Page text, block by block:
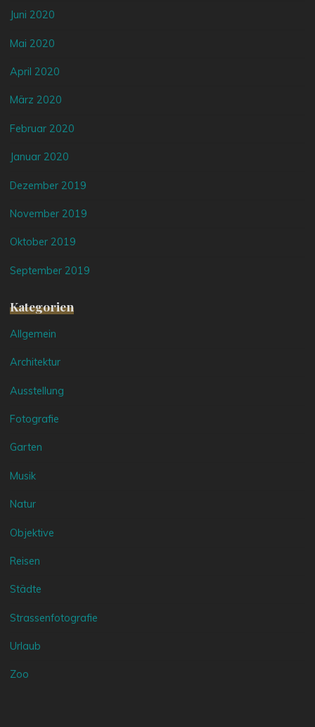
Juni 2020
Mai 2020
April 2020
März 2020
Februar 2020
Januar 2020
Dezember 2019
November 2019
Oktober 2019
September 2019
Kategorien
Allgemein
Architektur
Ausstellung
Fotografie
Garten
Musik
Natur
Objektive
Reisen
Städte
Strassenfotografie
Urlaub
Zoo